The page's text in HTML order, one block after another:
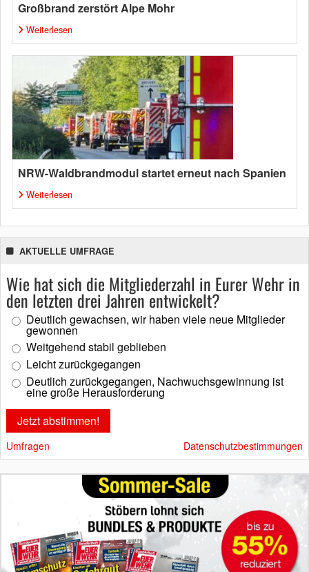
Großbrand zerstört Alpe Mohr
Weiterlesen
NRW-Waldbrandmodul startet erneut nach Spanien
Weiterlesen
AKTUELLE UMFRAGE
Wie hat sich die Mitgliederzahl in Eurer Wehr in
den letzten drei Jahren entwickelt?
Deutlich gewachsen, wir haben viele neue Mitglieder
gewonnen
Weitgehend stabil geblieben
Leicht zurückgegangen
Deutlich zurückgegangen, Nachwuchsgewinnung ist
eine große Herausforderung
Umfragen Datenschutzbestimmungen